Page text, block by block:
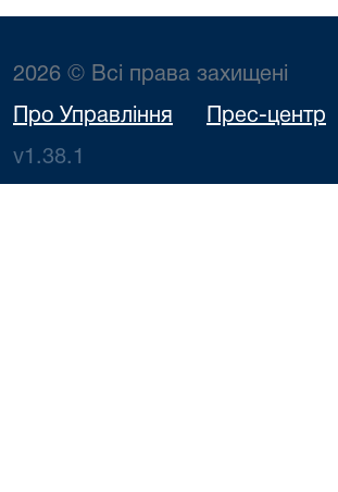
2026 © Всі права захищені
Про Управління Прес-центр
v1.38.1